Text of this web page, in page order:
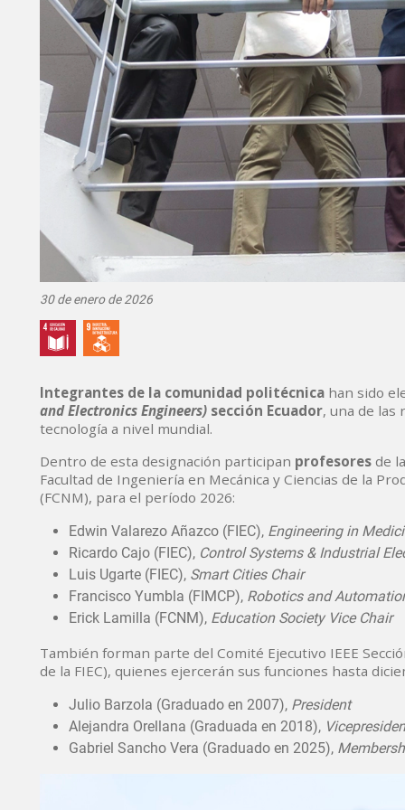
30 de enero de 2026
Integrantes de la comunidad politécnica han sido
and Electronics Engineers) sección Ecuador, una de las
tecnología a nivel mundial.
Dentro de esta designación participan profesores de
Facultad de Ingeniería en Mecánica y Ciencias de la
(FCNM), para el período 2026:
Edwin Valarezo Añazco (FIEC), Engineering in
Ricardo Cajo (FIEC), Control Systems & Industrial
Luis Ugarte (FIEC), Smart Cities Chair
Francisco Yumbla (FIMCP), Robotics and
Erick Lamilla (FCNM), Education Society Vice Chair
También forman parte del Comité Ejecutivo IEEE
de la FIEC), quienes ejercerán sus funciones hasta
Julio Barzola (Graduado en 2007), President
Alejandra Orellana (Graduada en 2018),
Gabriel Sancho Vera (Graduado en 2025),